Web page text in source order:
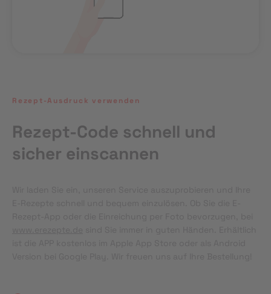
Rezept-Ausdruck verwenden
Rezept-Code schnell und
sicher einscannen